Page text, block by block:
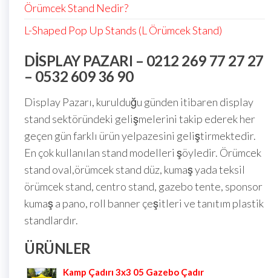
Örümcek Stand Nedir?
L-Shaped Pop Up Stands (L Örümcek Stand)
DISPLAY PAZARI – 0212 269 77 27 27
– 0532 609 36 90
Display Pazarı, kurulduğu günden itibaren display
stand sektöründeki gelişmelerini takip ederek her
geçen gün farklı ürün yelpazesini geliştirmektedir.
En çok kullanılan stand modelleri şöyledir. Örümcek
stand oval,örümcek stand düz, kumaş yada teksil
örümcek stand, centro stand, gazebo tente, sponsor
kumaş a pano, roll banner çeşitleri ve tanıtım plastik
standlardır.
ÜRÜNLER
Kamp Çadırı 3x3 05 Gazebo Çadır